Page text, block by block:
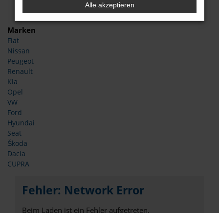
Marken
Fiat
Nissan
Peugeot
Renault
Kia
Opel
VW
Ford
Hyundai
Seat
Škoda
Dacia
CUPRA
Fehler: Network Error
Beim Laden ist ein Fehler aufgetreten.
Alle akzeptieren